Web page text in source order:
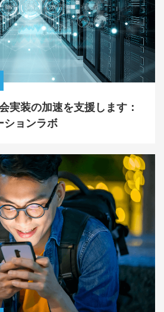
実装の加速を支援します：
ションラボ